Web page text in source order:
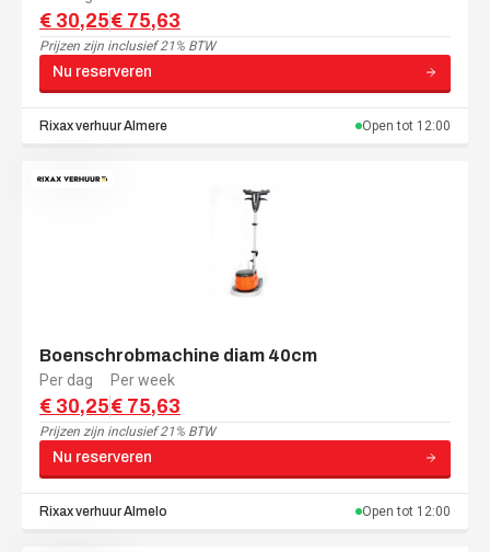
€ 30,25€ 75,63
Prijzen zijn inclusief 21% BTW
Nu reserveren
Rixax verhuurAlmere Open tot 12:00
Boenschrobmachine diam 40cm
Per dag
€ 30,25
Per week
€ 75,63
Prijzen zijn inclusief 21% BTW
Nu reserveren
Rixax verhuurAlmelo Open tot 12:00